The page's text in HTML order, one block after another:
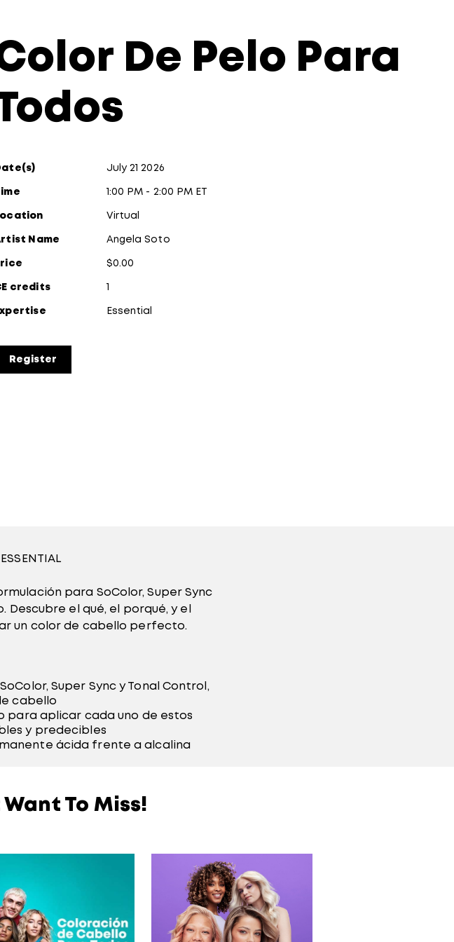
De Pelo Para
July 21 2026
1:00 PM - 2:00 PM ET
Virtual
Name Angela Soto
$0.00
credits 1
Essential
Register
para SoColor, Super Sync
el qué, el porqué, y el
un color de cabello perfecto.
Super Sync y Tonal Control,
cabello
para aplicar cada uno de estos
y predecibles
ácida frente a alcalina
To Miss!